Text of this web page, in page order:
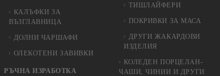
КАЛЪФКИ ЗА
ВЪЗГЛАВНИЦА
ДОЛНИ ЧАРШАФИ
ОЛЕКОТЕНИ ЗАВИВКИ
РЪЧНА ИЗРАБОТКА
ТИШЛАЙФЕРИ
ПОКРИВКИ ЗА МАСА
ДРУГИ ЖАКАРДОВИ
ИЗДЕЛИЯ
КОЛЕДЕН ПОРЦЕЛАН-
ЧАШИ, ЧИНИИ И ДРУГИ